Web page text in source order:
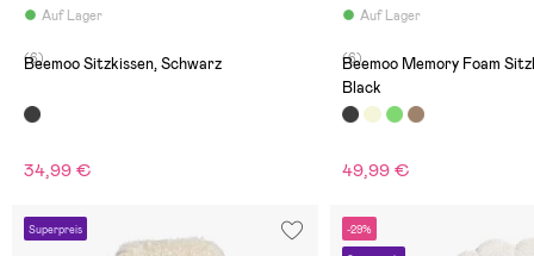
Auf Lager
(6)
Beemoo Sitzkissen, Schwarz
34,99 €
Auf Lager
(6)
Beemoo Memory Foam
Black
49,99 €
Superpreis -29%